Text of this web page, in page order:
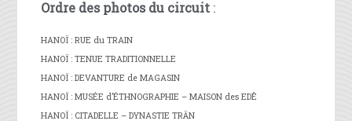
Ordre des photos du circuit :
HANOÏ : RUE du TRAIN
HANOÏ : TENUE TRADITIONNELLE
HANOÏ : DEVANTURE de MAGASIN
HANOÏ : MUSÉE d’ÉTHNOGRAPHIE – MAISON des EDÊ
HANOÏ : CITADELLE – DYNASTIE TRÄN